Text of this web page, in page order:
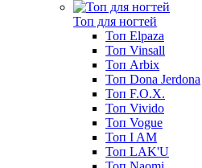
Топ для ногтей
Топ Elpaza
Топ Vinsall
Топ Arbix
Топ Dona Jerdona
Топ F.O.X.
Топ Vivido
Топ Vogue
Топ I AM
Топ LAK'U